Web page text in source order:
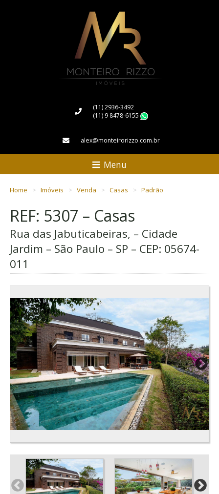
(11) 2936-3492
(11) 9 8478-6155
alex@monteirorizzo.com.br
Menu
Home Imóveis Venda Casas Padrão
REF: 5307 – Casas
Rua das Jabuticabeiras, – Cidade
Jardim – São Paulo – SP – CEP: 05674-
011